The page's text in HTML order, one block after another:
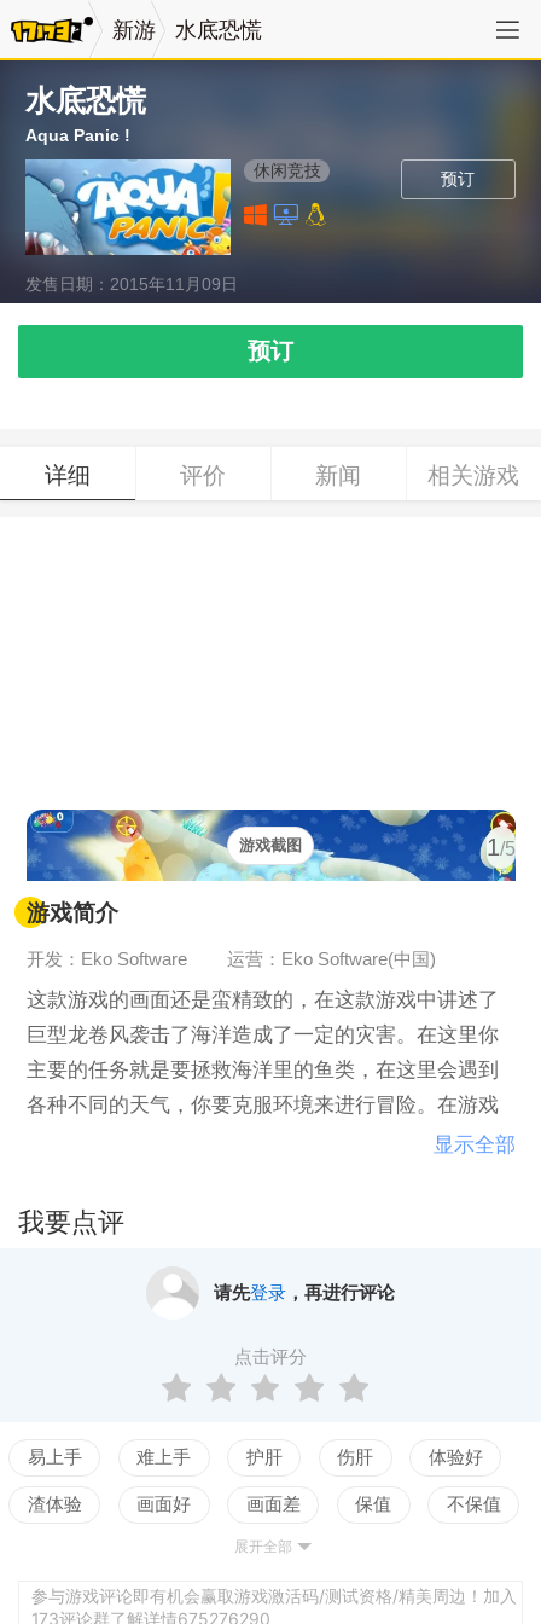
新游 水底恐慌
水底恐慌
Aqua Panic !
预订
休闲竞技
发售日期：2015年11月09日
预订
详细 评价 新闻 相关游戏
1/5
游戏截图
游戏简介
开发：Eko Software 运营：Eko Software(中国)
这款游戏的画面还是蛮精致的，在这款游戏中讲述了
巨型龙卷风袭击了海洋造成了一定的灾害。在这里你
主要的任务就是要拯救海洋里的鱼类，在这里会遇到
各种不同的天气，你要克服环境来进行冒险。在游戏
中会有各种不同的模式，玩家可以选择自己喜欢的模
显示全部
我要点评
请先登录，再进行评论
点击评分
易上手 难上手 护肝 伤肝 体验好
渣体验 画面好 画面差 保值 不保值
测试
强社交 弱社交
展开全部
参与游戏评论即有机会赢取游戏激活码/测试资格/精美周边！加入
173评论群了解详情675276290